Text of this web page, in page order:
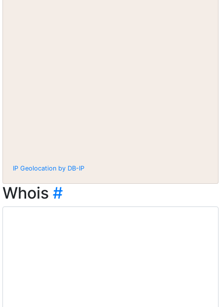
IP Geolocation by DB-IP
Whois #